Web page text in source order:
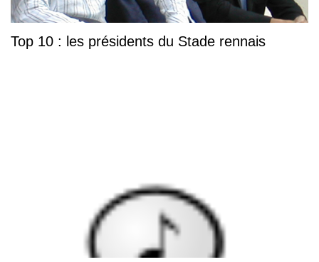
Top 10 : les présidents du Stade rennais